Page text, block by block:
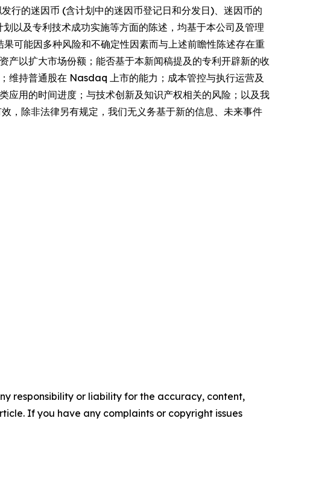
行的迷因币 (含计划中的迷因币登记日和分发日)、迷因币的
以及专利技术成功实施等方面的陈述，均基于本公司及管理
可能因多种风险和不确定性因素而与上述前瞻性陈述存在重
产以扩大市场份额；能否基于本新闻稿提及的专利开辟新的收
维持普通股在 Nasdaq 上市的能力；成本管控与执行运营及
应用的时间进度；与技术创新及知识产权相关的风险；以及我
，除非法律另有规定，我们无义务基于新的信息、未来事件
responsibility or liability for the accuracy, content,
If you have any complaints or copyright issues